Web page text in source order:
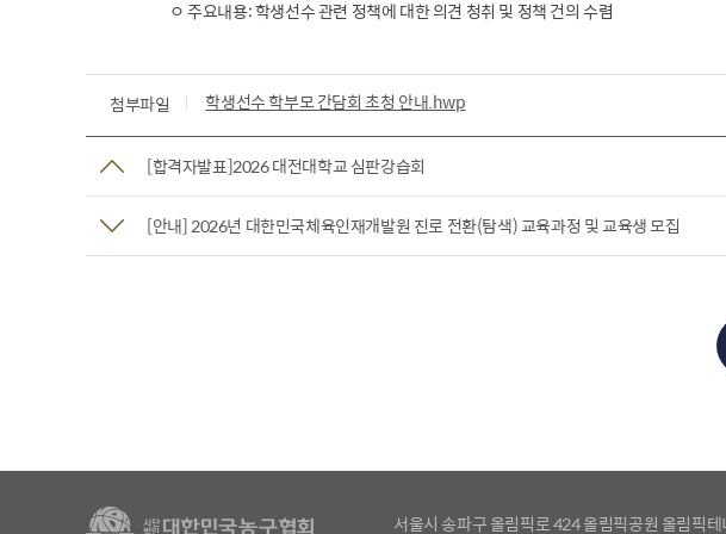
ㅇ 주요내용: 학생선수 관련 정책에 대한 의견 청취 및 정책 건의 수렴
첨부파일 학생선수 학부모 간담회 초청 안내.hwp
[합격자발표]2026 대전대학교 심판강습회
[안내] 2026년 대한민국체육인재개발원 진로 전환(탐색) 교육과정 및 교육생 모집
서울시 송파구 올림픽로 424 올림픽공원 올림픽